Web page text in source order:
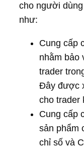
cho người
như:
Cung cấp
nhằm bảo
trader
Đây được
cho trader
Cung cấp
sản phẩm
chỉ số và